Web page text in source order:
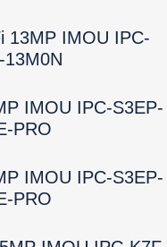
13MP IMOU IPC-
13M0N
IMOU IPC-S3EP-
PRO
IMOU IPC-S3EP-
PRO